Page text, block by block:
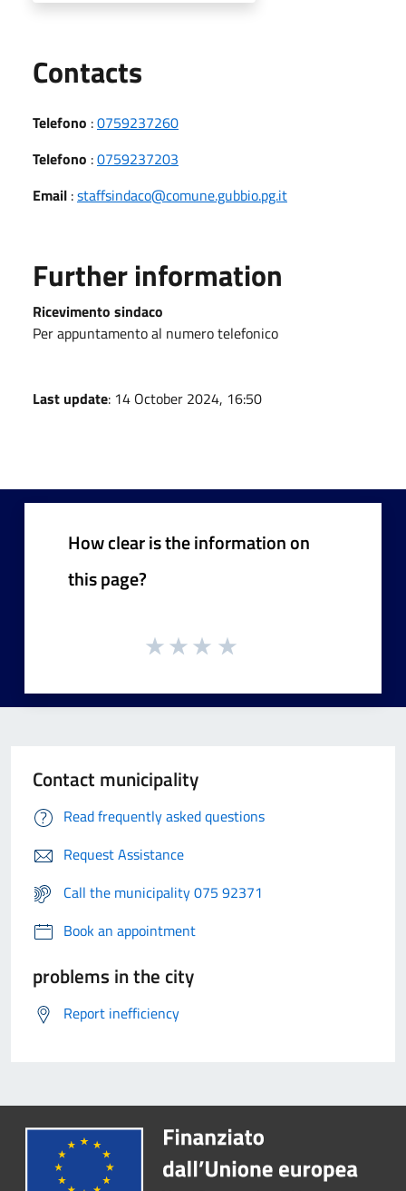
Contacts
Telefono :0759237260
Telefono :0759237203
Email :staffsindaco@comune.gubbio.pg.it
Further information
Ricevimento sindaco
Per appuntamento al numero telefonico
Last update: 14 October 2024, 16:50
How clear is the information on
this page?
Contact municipality
Read frequently asked questions
Request Assistance
Call the municipality 075 92371
Book an appointment
problems in the city
Report inefficiency